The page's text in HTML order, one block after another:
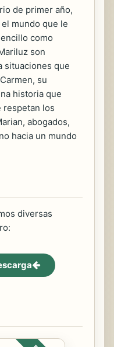
de primer año,
mundo que le
como
son
situaciones que
su
historia que
respetan los
abogados,
hacia un mundo
diversas